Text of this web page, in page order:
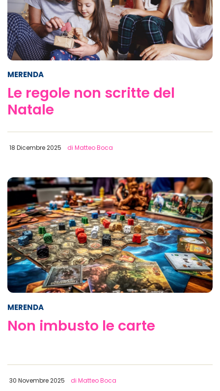
MERENDA
Le regole non scritte del
Natale
18 Dicembre 2025 di Matteo Boca
MERENDA
Non imbusto le carte
30 Novembre 2025 di Matteo Boca